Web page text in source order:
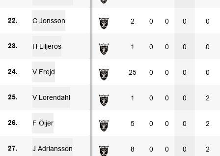
22. C Jonsson 2 0 0 0 0
23. H Liljeros 1 0 0 0 0
24. V Frejd 25 0 0 0 0
25. V Lorendahl 1 0 0 0 2
26. F Öijer 5 0 0 0 2
27. J Adriansson 8 0 0 0 2